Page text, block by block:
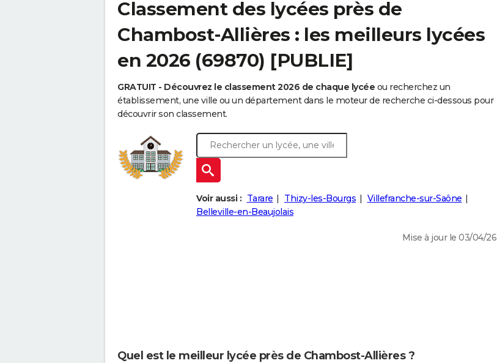
Classement des lycées près de
Chambost-Allières : les meilleurs lycées
en 2026 (69870) [PUBLIE]
GRATUIT - Découvrez le classement 2026 de chaque lycée ou recherchez un
établissement, une ville ou un département dans le moteur de recherche ci-dessous pour
découvrir son classement.
Voir aussi : Tarare Thizy-les-Bourgs
Villefranche-sur-Saône
Belleville-en-Beaujolais
Mise à jour le 03/04/26
Quel est le meilleur lycée près de Chambost-Allières ?